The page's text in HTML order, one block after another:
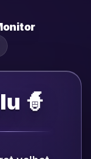
🧙